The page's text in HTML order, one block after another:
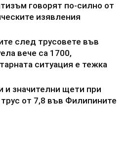
говорят по-силно от
изявления
след трусовете във
вече са 1700,
ситуация е тежка
и значителни щети при
от 7,8 във Филипините